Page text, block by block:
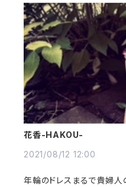
花香-HAKOU-
2021/08/12 12:00
年輪のドレスまるで貴婦